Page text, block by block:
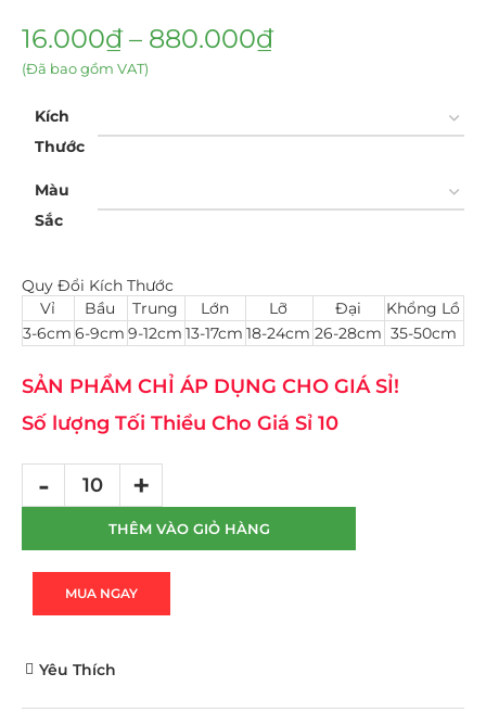
16.000₫ – 880.000₫
(Đã bao gồm VAT)
Kích
Thước
Màu
Sắc
Quy Đổi Kích Thước
Vỉ
Bầu Trung Lớn Lỡ Đại
Khổng Lồ
3-6cm 6-9cm 9-12cm 13-17cm 18-24cm 26-28cm 35-50cm
SẢN PHẨM CHỈ ÁP DỤNG CHO GIÁ SỈ!
Số lượng Tối Thiểu Cho Giá Sỉ 10
THÊM VÀO GIỎ HÀNG
MUA NGAY
Yêu Thích